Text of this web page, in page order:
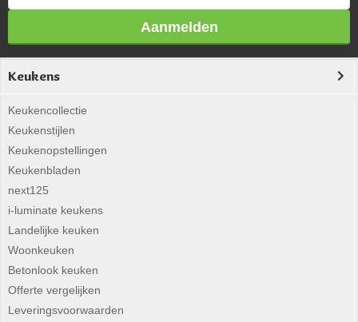
Aanmelden
Keukens
Keukencollectie
Keukenstijlen
Keukenopstellingen
Keukenbladen
next125
i-luminate keukens
Landelijke keuken
Woonkeuken
Betonlook keuken
Offerte vergelijken
Leveringsvoorwaarden